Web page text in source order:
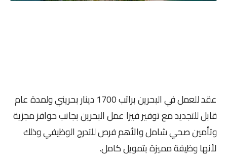
عقد للعمل في البحرين براتب 1700 دينار بحريني ولمدة عام
قابل للتجديد مع توفير فيزا عمل البحرين بجانب حوافز مجزية
وتأمين صحي شامل والأهم فرص للتدرج الوظيفي وذلك
لأنها وظيفة مميزة بتمويل كامل.